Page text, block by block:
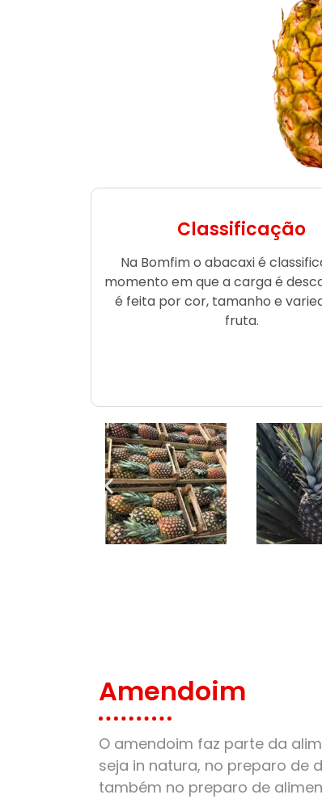
Classificação
Na Bomfim o abacaxi é
momento em que a carga é
é feita por cor, tamanho e
fruta.
Amendoim
O amendoim faz parte da
seja in natura, no preparo de
também no preparo de